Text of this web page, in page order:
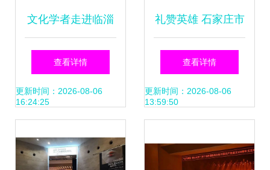
文化学者走进临淄
淄江社区，共筑中
国梦的文化家园
查看详情
更新时间：2026-08-06
16:24:25
礼赞英雄 石家庄市
桥西区吉语书法小
品展的文化盛宴
查看详情
更新时间：2026-08-06
13:59:50